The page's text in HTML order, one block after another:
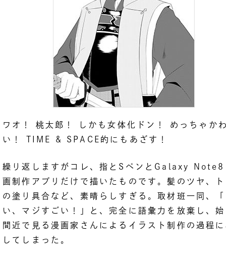
ワオ！ 桃太郎！ しかも女体化ドン！ めっちゃか
い！ TIME & SPACE的にもあざす！
繰り返しますがコレ、指とSペンとGalaxy Note8
画制作アプリだけで描いたものです。髪のツヤ、
の塗り具合など、素晴らしすぎる。取材班一同、
い、マジすごい！」と、完全に語彙力を放棄し、
間近で見る漫画家さんによるイラスト制作の過程
してしまった。